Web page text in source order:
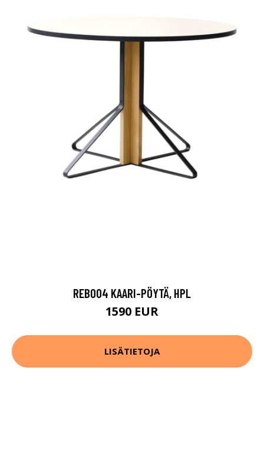
REB004 KAARI-PÖYTÄ, HPL
1590 EUR
LISÄTIETOJA